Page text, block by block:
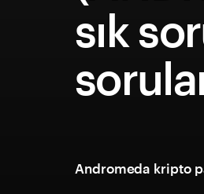
sık
Andromeda kripto